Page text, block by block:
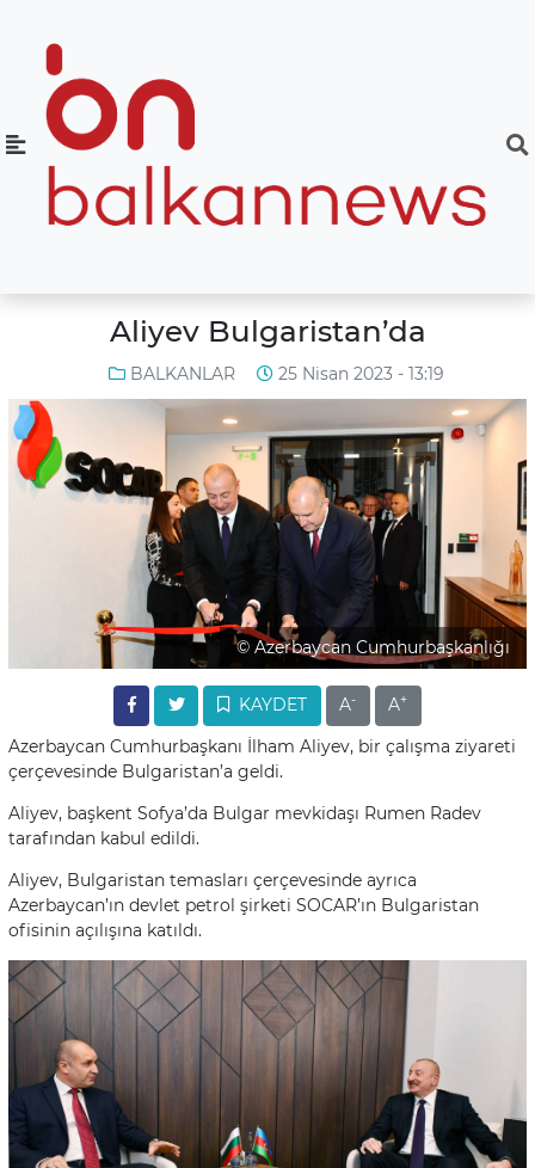
Aliyev Bulgaristan’da
BALKANLAR 25 Nisan 2023 - 13:19
© Azerbaycan Cumhurbaşkanlığı
KAYDET A- A+
Azerbaycan Cumhurbaşkanı İlham Aliyev, bir çalışma ziyareti
çerçevesinde Bulgaristan’a geldi.
Aliyev, başkent Sofya’da Bulgar mevkidaşı Rumen Radev
tarafından kabul edildi.
Aliyev, Bulgaristan temasları çerçevesinde ayrıca
Azerbaycan’ın devlet petrol şirketi SOCAR’ın Bulgaristan
ofisinin açılışına katıldı.